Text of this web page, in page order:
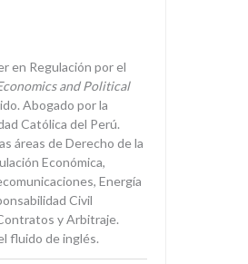
en Regulación por el
and Political
Abogado por la
Católica del Perú.
áreas de Derecho de la
Económica,
Energía
Civil
y Arbitraje.
fluido de inglés.